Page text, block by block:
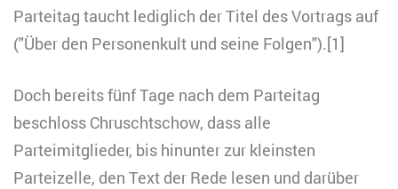
Parteitag taucht lediglich der Titel des Vortrags auf
("Über den Personenkult und seine Folgen").[1]
Doch bereits fünf Tage nach dem Parteitag
beschloss Chruschtschow, dass alle
Parteimitglieder, bis hinunter zur kleinsten
Parteizelle, den Text der Rede lesen und darüber